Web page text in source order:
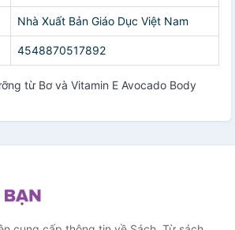
Nhà Xuất Bản Giáo Dục Việt Nam
4548870517892
từ Bơ và Vitamin E Avocado Body